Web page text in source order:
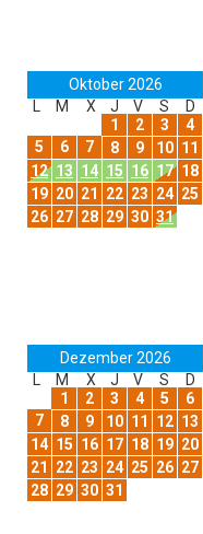
Oktober 2026
L
M X J V S
D
1
2 3
4
5
6 7 8 9 10 11
12 13 14 15 16 17 18
19 20 21 22 23 24 25
26 27 28 29 30 31
Dezember 2026
L
M X J V S
D
1
2 3 4 5
6
7
8 9 10 11 12 13
14 15 16 17 18 19 20
21
22 23 24 25 26 27
28 29 30 31